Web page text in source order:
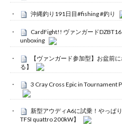
沖縄釣り191日目#fishing #釣り
CardFight!! ヴァンガード
unboxing
【ヴァンガード参加型】お盆前
る】
3 Cray Cross Epic in Tournament
新型アウディA6に試乗！やっぱ
TFSI quattro 200kW】